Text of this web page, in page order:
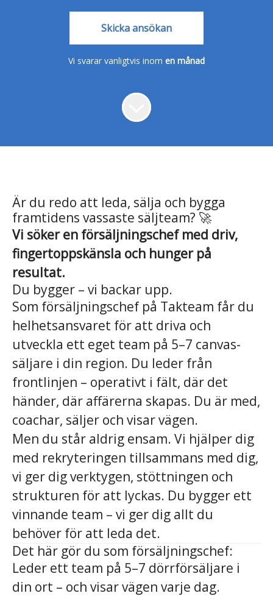
Skicka ansökan
Vi svarar vanligtvis inom en månad
Är du redo att leda, sälja och bygga
framtidens vassaste säljteam? 🚀
Vi söker en försäljningschef med driv,
fingertoppskänsla och hunger på
resultat.
Du bygger – vi backar upp.
Som försäljningschef på Takteam får du
helhetsansvaret för att driva och
utveckla ett eget team på 5–7 canvas-
säljare i din region. Du leder från
frontlinjen – operativt i fält, där det
händer, där affärerna skapas. Du är med,
coachar, säljer och visar vägen.
Men du står aldrig ensam. Vi hjälper dig
med rekryteringen tillsammans med dig,
vi ger dig verktygen, stöttningen och
strukturen för att lyckas. Du bygger ett
vinnande team – vi ger dig allt du
behöver för att leda det.
Det här gör du som försäljningschef:
Leder ett team på 5–7 dörrförsäljare i
din ort – och visar vägen varje dag.